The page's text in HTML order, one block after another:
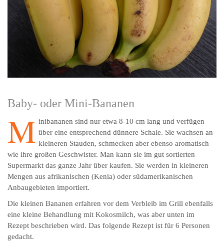
Baby- oder Mini-Bananen
M inibananen sind nur etwa 8-10 cm lang und verfügen
über eine entsprechend dünnere Schale. Sie wachsen an
kleineren Stauden, schmecken aber ebenso aromatisch
wie ihre großen Geschwister. Man kann sie im gut sortierten
Supermarkt das ganze Jahr über kaufen. Sie werden in kleineren
Mengen aus afrikanischen (Kenia) oder südamerikanischen
Anbaugebieten importiert.
Die kleinen Bananen erfahren vor dem Verbleib im Grill ebenfalls
eine kleine Behandlung mit Kokosmilch, was aber unten im
Rezept beschrieben wird. Das folgende Rezept ist für 6 Personen
gedacht.